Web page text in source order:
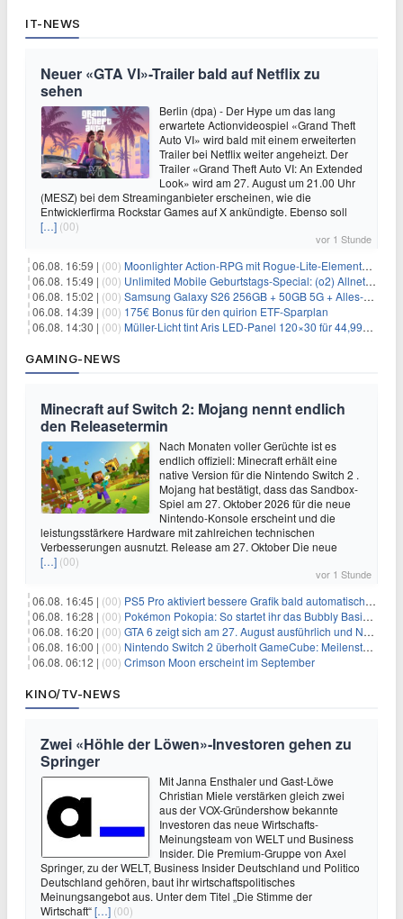
IT-NEWS
Neuer «GTA VI»-Trailer bald auf Netflix zu
sehen
Berlin (dpa) - Der Hype um das lang
erwartete Actionvideospiel «Grand Theft
Auto VI» wird bald mit einem erweiterten
Trailer bei Netflix weiter angeheizt. Der
Trailer «Grand Theft Auto VI: An Extended
Look» wird am 27. August um 21.00 Uhr
(MESZ) bei dem Streaminganbieter erscheinen, wie die
Entwicklerfirma Rockstar Games auf X ankündigte. Ebenso soll
[…] (00)
vor 1 Stunde
06.08. 16:59 | (00) Moonlighter Action-RPG mit Rogue-Lite-Elementen kostenlos bei Steam
06.08. 15:49 | (00) Unlimited Mobile Geburtstags-Special: (o2) Allnet-Flats ab 14,99€/Monat
06.08. 15:02 | (00) Samsung Galaxy S26 256GB + 50GB 5G + Alles-Flat im Vodafone-Netz für 19,99€/Monat – eff. 0,20€/Monat
06.08. 14:39 | (00) 175€ Bonus für den quirion ETF-Sparplan
06.08. 14:30 | (00) Müller-Licht tint Aris LED-Panel 120×30 für 44,99€ – Zigbee RGB
GAMING-NEWS
Minecraft auf Switch 2: Mojang nennt endlich
den Releasetermin
Nach Monaten voller Gerüchte ist es
endlich offiziell: Minecraft erhält eine
native Version für die Nintendo Switch 2 .
Mojang hat bestätigt, dass das Sandbox-
Spiel am 27. Oktober 2026 für die neue
Nintendo-Konsole erscheint und die
leistungsstärkere Hardware mit zahlreichen technischen
Verbesserungen ausnutzt. Release am 27. Oktober Die neue
[…] (00)
vor 1 Stunde
06.08. 16:45 | (00) PS5 Pro aktiviert bessere Grafik bald automatisch, aber das Update ist kleiner als gedacht
06.08. 16:28 | (00) Pokémon Pokopia: So startet ihr das Bubbly Basin-DLC
06.08. 16:20 | (00) GTA 6 zeigt sich am 27. August ausführlich und Netflix bekommt sechs Stunden Vorsprung
06.08. 16:00 | (00) Nintendo Switch 2 überholt GameCube: Meilenstein schon nach kurzer Zeit erreicht
06.08. 06:12 | (00) Crimson Moon erscheint im September
KINO/TV-NEWS
Zwei «Höhle der Löwen»-Investoren gehen zu
Springer
Mit Janna Ensthaler und Gast-Löwe
Christian Miele verstärken gleich zwei
aus der VOX-Gründershow bekannte
Investoren das neue Wirtschafts-
Meinungsteam von WELT und Business
Insider. Die Premium-Gruppe von Axel
Springer, zu der WELT, Business Insider Deutschland und Politico
Deutschland gehören, baut ihr wirtschaftspolitisches
Meinungsangebot aus. Unter dem Titel „Die Stimme der
Wirtschaft“[…] (00)